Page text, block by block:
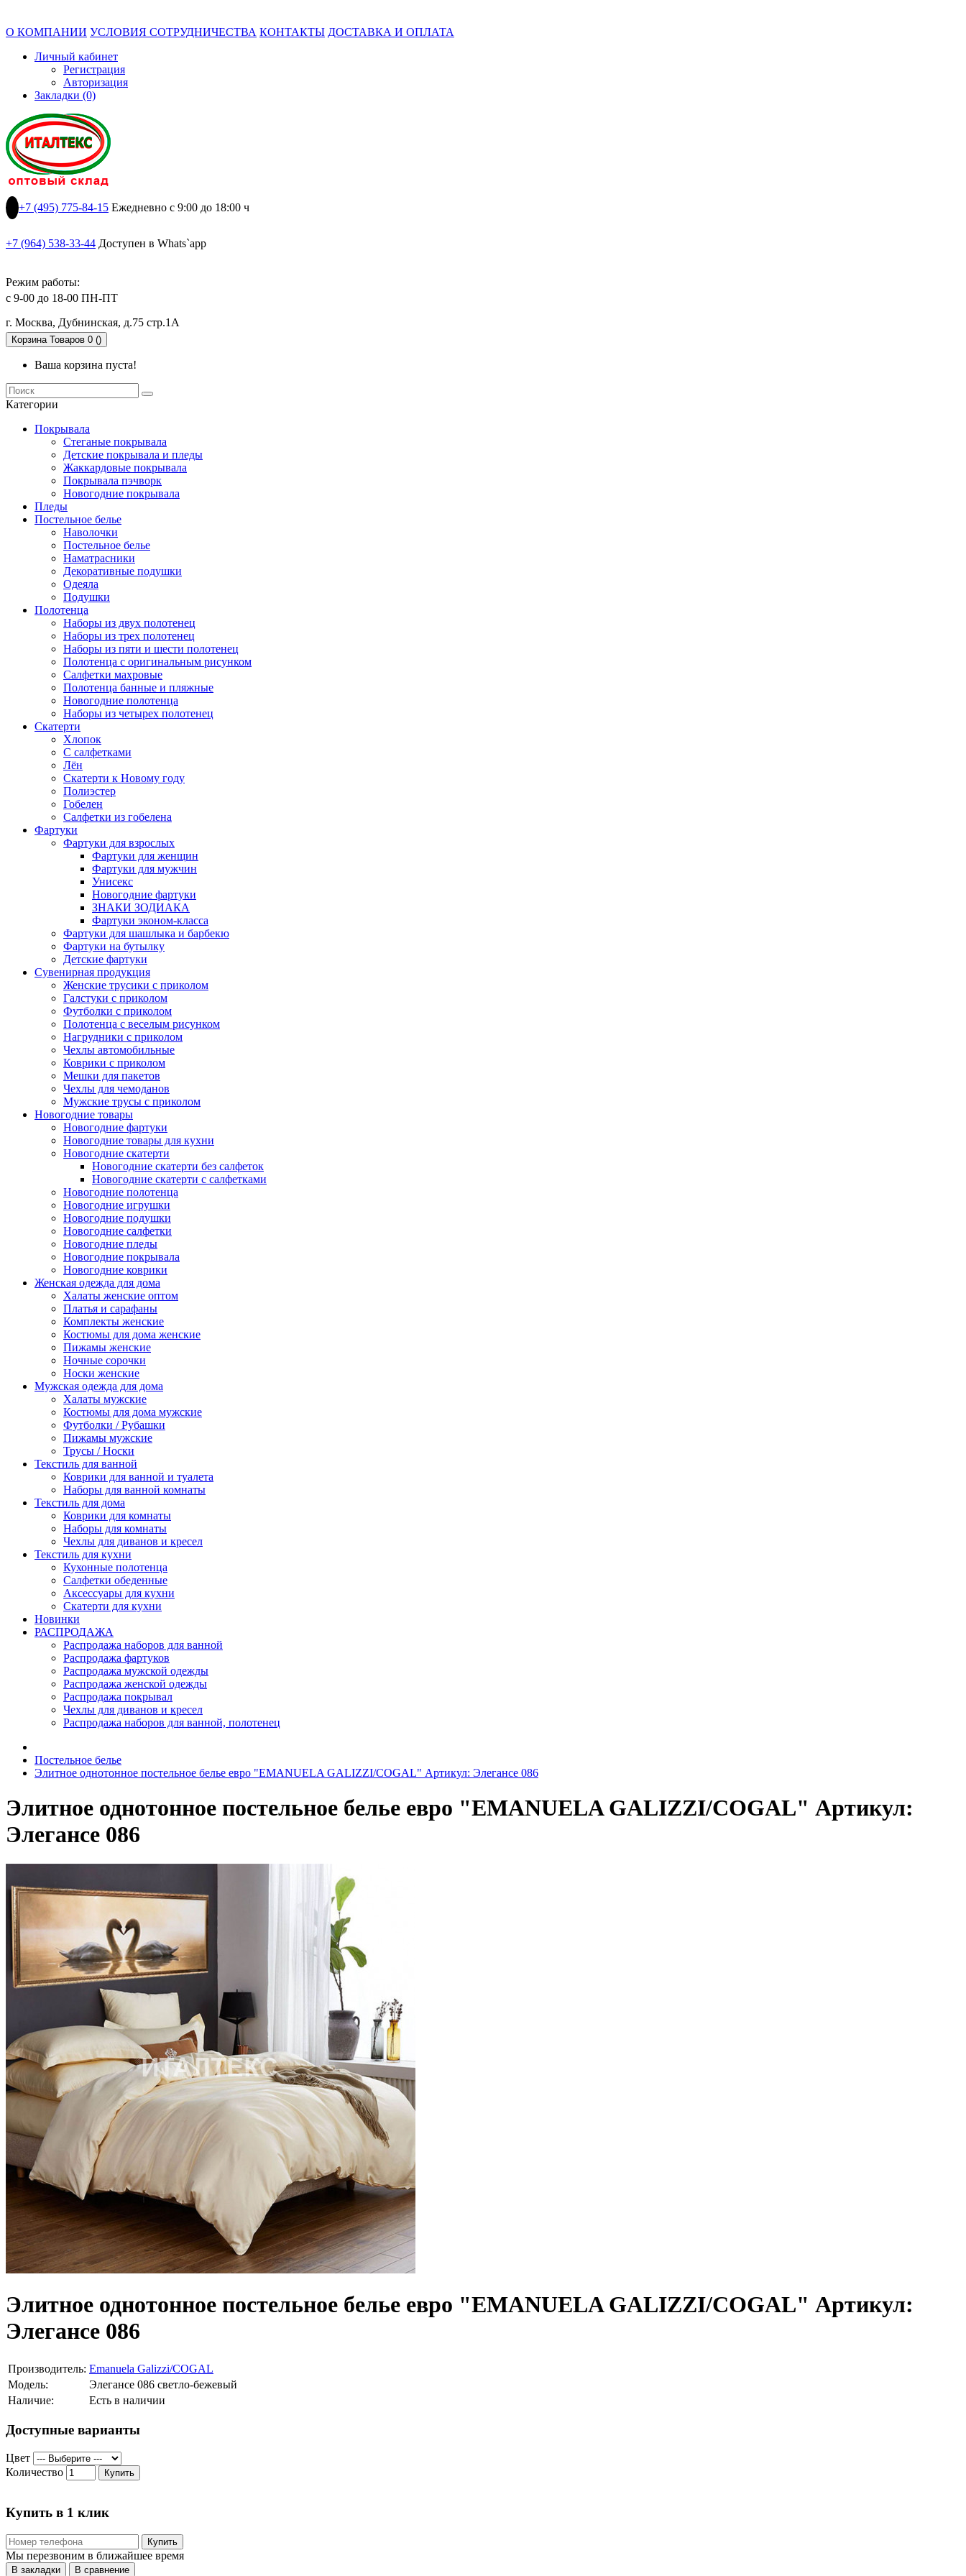
О КОМПАНИИ УСЛОВИЯ СОТРУДНИЧЕСТВА КОНТАКТЫ ДОСТАВКА И ОПЛАТА
Личный кабинет
Регистрация
Авторизация
Закладки (0)
+7 (495) 775-84-15 Ежедневно с 9:00 до 18:00 ч
+7 (964) 538-33-44 Доступен в Whats`app
Режим работы:
с 9-00 до 18-00 ПН-ПТ
г. Москва, Дубнинская, д.75 стр.1А
Корзина Товаров 0 ()
Ваша корзина пуста!
Категории
Покрывала
Стеганые покрывала
Детские покрывала и пледы
Жаккардовые покрывала
Покрывала пэчворк
Новогодние покрывала
Пледы
Постельное белье
Наволочки
Постельное белье
Наматрасники
Декоративные подушки
Одеяла
Подушки
Полотенца
Наборы из двух полотенец
Наборы из трех полотенец
Наборы из пяти и шести полотенец
Полотенца с оригинальным рисунком
Салфетки махровые
Полотенца банные и пляжные
Новогодние полотенца
Наборы из четырех полотенец
Скатерти
Хлопок
С салфетками
Лён
Скатерти к Новому году
Полиэстер
Гобелен
Салфетки из гобелена
Фартуки
Фартуки для взрослых
Фартуки для женщин
Фартуки для мужчин
Унисекс
Новогодние фартуки
ЗНАКИ ЗОДИАКА
Фартуки эконом-класса
Фартуки для шашлыка и барбекю
Фартуки на бутылку
Детские фартуки
Сувенирная продукция
Женские трусики с приколом
Галстуки с приколом
Футболки с приколом
Полотенца с веселым рисунком
Нагрудники с приколом
Чехлы автомобильные
Коврики с приколом
Мешки для пакетов
Чехлы для чемоданов
Мужские трусы с приколом
Новогодние товары
Новогодние фартуки
Новогодние товары для кухни
Новогодние скатерти
Новогодние скатерти без салфеток
Новогодние скатерти с салфетками
Новогодние полотенца
Новогодние игрушки
Новогодние подушки
Новогодние салфетки
Новогодние пледы
Новогодние покрывала
Новогодние коврики
Женская одежда для дома
Халаты женские оптом
Платья и сарафаны
Комплекты женские
Костюмы для дома женские
Пижамы женские
Ночные сорочки
Носки женские
Мужская одежда для дома
Халаты мужские
Костюмы для дома мужские
Футболки / Рубашки
Пижамы мужские
Трусы / Носки
Текстиль для ванной
Коврики для ванной и туалета
Наборы для ванной комнаты
Текстиль для дома
Коврики для комнаты
Наборы для комнаты
Чехлы для диванов и кресел
Текстиль для кухни
Кухонные полотенца
Салфетки обеденные
Аксессуары для кухни
Скатерти для кухни
Новинки
РАСПРОДАЖА
Распродажа наборов для ванной
Распродажа фартуков
Распродажа мужской одежды
Распродажа женской одежды
Распродажа покрывал
Чехлы для диванов и кресел
Распродажа наборов для ванной, полотенец
Постельное белье
Элитное однотонное постельное белье евро "EMANUELA GALIZZI/COGAL" Артикул: Элегансе 086
Элитное однотонное постельное белье евро "EMANUELA GALIZZI/COGAL" Артикул:
Элегансе 086
Элитное однотонное постельное белье евро "EMANUELA GALIZZI/COGAL" Артикул:
Элегансе 086
Производитель: Emanuela Galizzi/COGAL
Модель:
Элегансе 086 светло-бежевый
Наличие:
Есть в наличии
Доступные варианты
Цвет
Количество
Купить
Купить в 1 клик
Купить
Мы перезвоним в ближайшее время
В закладки В сравнение